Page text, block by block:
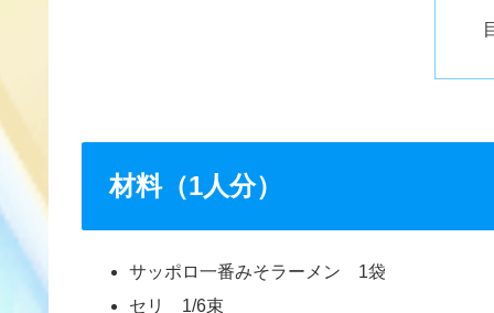
材料（1人分）
サッポロ一番みそラーメン 1袋
セリ 1/6束